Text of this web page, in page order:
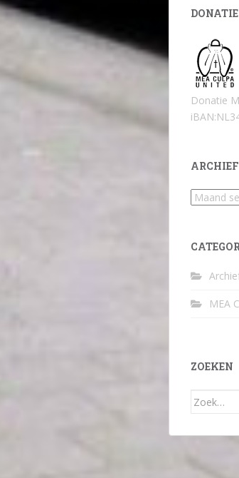
Donatie
ARCHIEF
Archief
MEA
ZOEKEN
Zoek